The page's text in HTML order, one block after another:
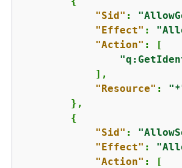
"Sid" :
"Effect" :
"Action" : [
            ],
"Resource" :
        },
{
"Sid" :
"Effect" :
"Action" : [